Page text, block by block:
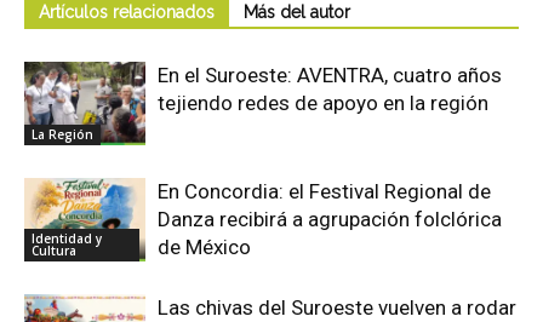
Artículos relacionados Más del autor
La Región
En el Suroeste: AVENTRA, cuatro años
tejiendo redes de apoyo en la región
Identidad y
Cultura
En Concordia: el Festival Regional de
Danza recibirá a agrupación folclórica
de México
Las chivas del Suroeste vuelven a rodar